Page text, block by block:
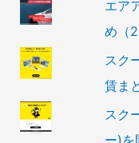
エア
め（
スク
賃ま
スク
ー)を